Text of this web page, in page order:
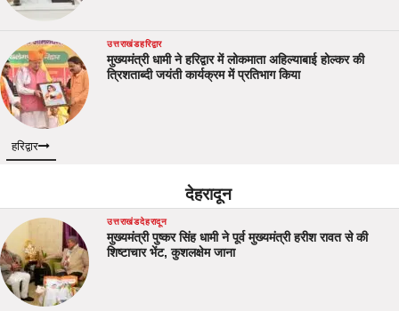
उत्तराखंडहरिद्वार
मुख्यमंत्री धामी ने हरिद्वार में लोकमाता अहिल्याबाई होल्कर की
त्रिशताब्दी जयंती कार्यक्रम में प्रतिभाग किया
हरिद्वार
देहरादून
उत्तराखंडदेहरादून
मुख्यमंत्री पुष्कर सिंह धामी ने पूर्व मुख्यमंत्री हरीश रावत से की
शिष्टाचार भेंट, कुशलक्षेम जाना